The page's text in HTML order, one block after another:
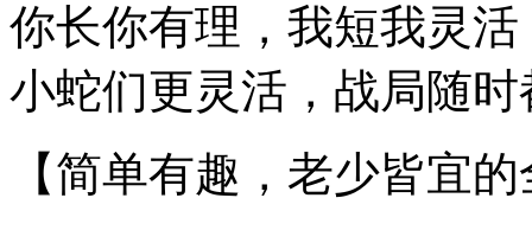
你长你有理，我短我灵
小蛇们更灵活，战局随
【简单有趣，老少皆宜